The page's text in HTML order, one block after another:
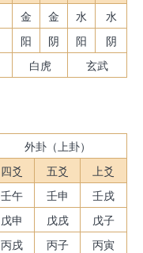
金 金 水
水
阳 阴 阳
阴
白虎 玄武
外卦（上卦）
四爻 五爻
上爻
壬午 壬申
壬戌
戊申 戊戌
戊子
丙戌 丙子
丙寅